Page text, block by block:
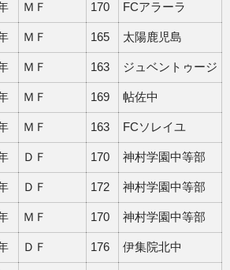
ＭＦ 170 FCアラーラ
ＭＦ 165 太陽鹿児島
ＭＦ 163 ジュベントゥージ
ＭＦ 169 帖佐中
ＭＦ 163 FCソレイユ
ＤＦ 170 神村学園中等部
ＤＦ 172 神村学園中等部
ＭＦ 170 神村学園中等部
ＤＦ 176 伊集院北中